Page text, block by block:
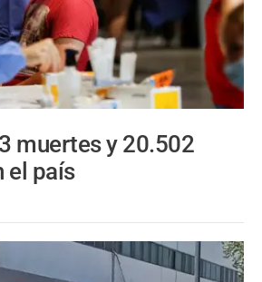
muertes y 20.502
el país